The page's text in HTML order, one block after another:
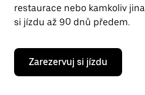
restaurace nebo kamkoliv
si jízdu až 90 dnů předem.
Zarezervuj si jízdu